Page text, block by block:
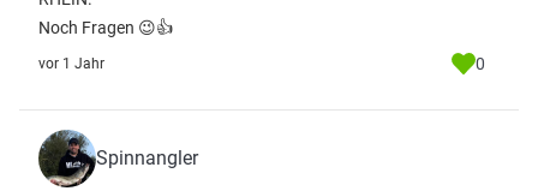
Noch Fragen 😉👍
vor 1 Jahr 0
Spinnangler